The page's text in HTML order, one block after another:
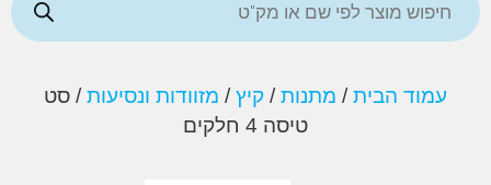
הבית/מתנות /קיץ/מזוודות ונסיעות/ סט